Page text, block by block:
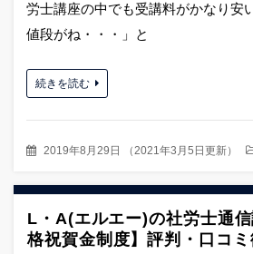
労士講座の中でも受講料がかなり安
値段がね・・・」と
続きを読む
2019年8月29日 （2021年3月5日更新）
L・A(エルエー)の社労士通
格祝賀金制度】評判・口コ